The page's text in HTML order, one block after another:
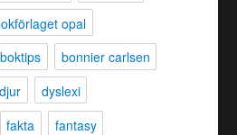
opal
boktips
bonnier carlsen
djur
dyslexi
fakta
fantasy